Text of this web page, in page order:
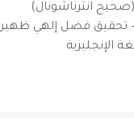
(صحيح انترناشونال)
– تحقيق فضل إلهي ظهير
الإنجليزية